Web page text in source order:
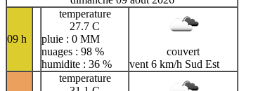
09 h
temperature
27.7 C
pluie : 0 MM
nuages : 98 %
humidite : 36 %
couvert
vent 6 km/h Sud Est
temperature